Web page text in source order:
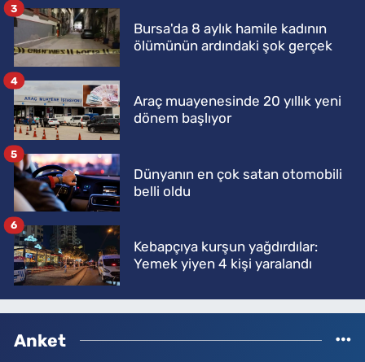
Bursa'da 8 aylık hamile kadının
ölümünün ardındaki şok gerçek
3
Araç muayenesinde 20 yıllık yeni
dönem başlıyor
4
Dünyanın en çok satan otomobili
belli oldu
5
Kebapçıya kurşun yağdırdılar:
Yemek yiyen 4 kişi yaralandı
6
Anket